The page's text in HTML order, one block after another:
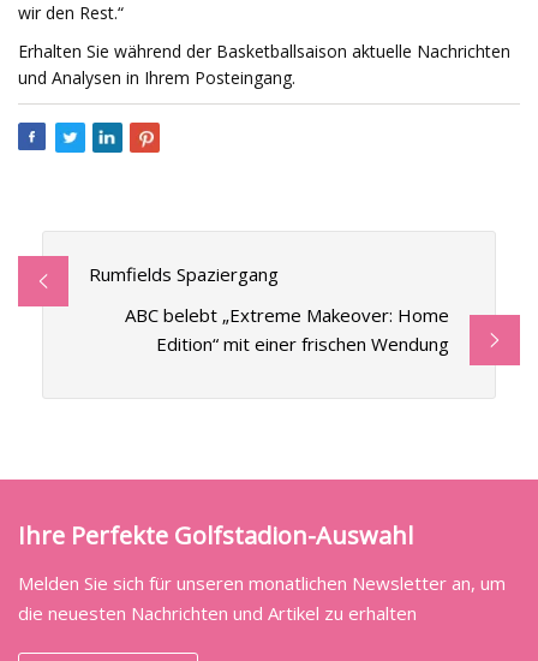
wir den Rest.“
Erhalten Sie während der Basketballsaison aktuelle Nachrichten
und Analysen in Ihrem Posteingang.
Rumfields Spaziergang
ABC belebt „Extreme Makeover: Home
Edition“ mit einer frischen Wendung
Ihre Perfekte Golfstadion-Auswahl
Melden Sie sich für unseren monatlichen Newsletter an, um
die neuesten Nachrichten und Artikel zu erhalten